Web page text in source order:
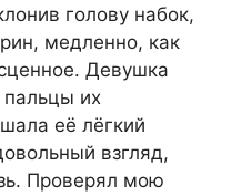
голову набок,
медленно, как
Девушка
их
её лёгкий
взгляд,
Проверял мою